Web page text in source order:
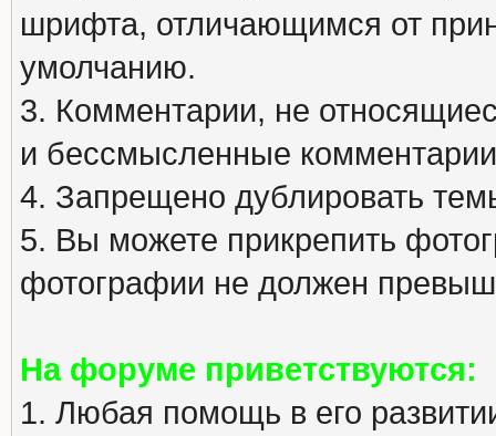
шрифта, отличающимся от
умолчанию.
3. Комментарии, не
и бессмысленные
4. Запрещено дублировать
5. Вы можете прикрепить
фотографии не должен
На форуме приветствуются:
1. Любая помощь в его